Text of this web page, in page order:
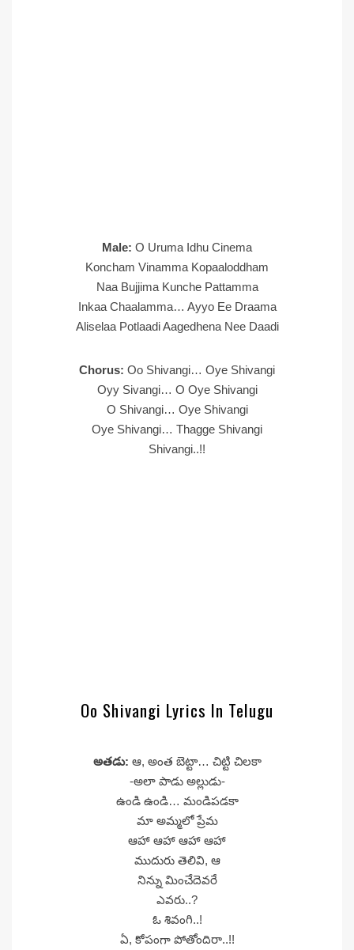
Male: O Uruma Idhu Cinema
Koncham Vinamma Kopaaloddham
Naa Bujjima Kunche Pattamma
Inkaa Chaalamma… Ayyo Ee Draama
Aliselaa Potlaadi Aagedhena Nee Daadi
Chorus: Oo Shivangi… Oye Shivangi
Oyy Sivangi… O Oye Shivangi
O Shivangi… Oye Shivangi
Oye Shivangi… Thagge Shivangi
Shivangi..!!
Oo Shivangi Lyrics In Telugu
అతడు: ఆ, అంత బెట్టా… చిట్టి చిలకా
-అలా పాడు అల్లుడు-
ఉండి ఉండి… మండిపడకా
మా అమ్మలో ప్రేమ
ఆహా ఆహా ఆహా ఆహా
ముదురు తెలివి, ఆ
నిన్ను మించేదెవరే
ఎవరు..?
ఓ శివంగి..!
ఏ, కోపంగా పోతోందిరా..!!